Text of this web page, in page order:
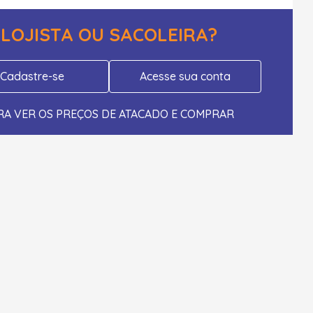
LOJISTA OU SACOLEIRA?
Cadastre-se Acesse sua conta
VER OS PREÇOS DE ATACADO E COMPRAR